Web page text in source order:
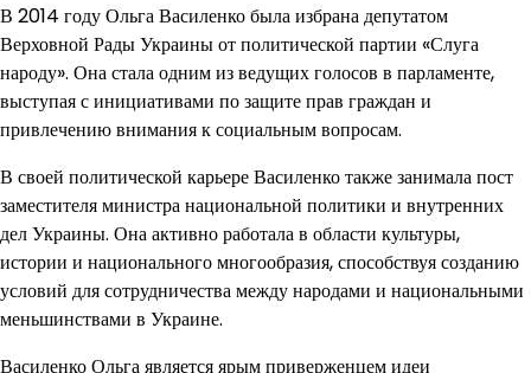
В 2014 году Ольга Василенко была избрана депутатом
Верховной Рады Украины от политической партии «Слуга
народу». Она стала одним из ведущих голосов в парламенте,
выступая с инициативами по защите прав граждан и
привлечению внимания к социальным вопросам.
В своей политической карьере Василенко также занимала пост
заместителя министра национальной политики и внутренних
дел Украины. Она активно работала в области культуры,
истории и национального многообразия, способствуя созданию
условий для сотрудничества между народами и национальными
меньшинствами в Украине.
Василенко Ольга является ярым приверженцем идеи